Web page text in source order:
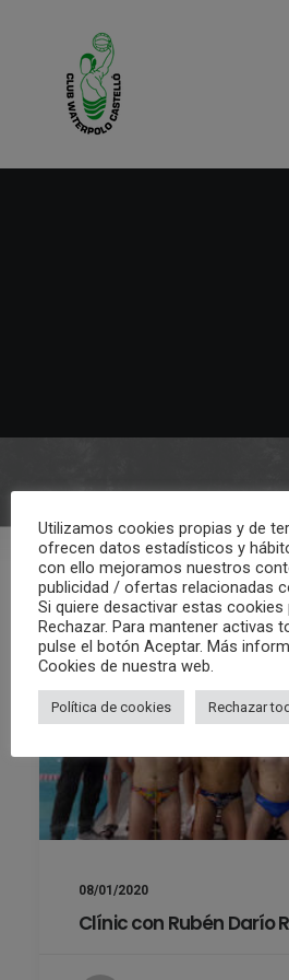
08/01/2020
Clínic con Rubén Darío
Utilizamos cookies propias y de
ofrecen datos estadísticos y
con ello mejoramos nuestros
publicidad / ofertas relacionadas
Si quiere desactivar estas cookies
Rechazar. Para mantener activas
pulse el botón Aceptar. Más
Cookies de nuestra web.
Política de cookies Rechazar